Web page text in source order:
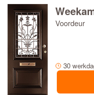
Voordeur
30